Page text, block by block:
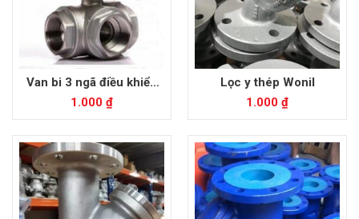
Van bi 3 ngã điều khiển
khí nén
1.000 ₫
Lọc y thép Wonil
1.000 ₫